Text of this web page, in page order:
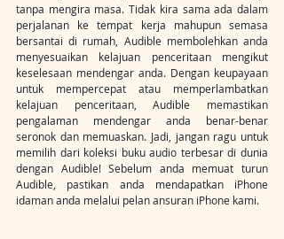
tanpa mengira masa. Tidak kira sama ada dalam
perjalanan ke tempat kerja mahupun semasa
bersantai di rumah, Audible membolehkan anda
menyesuaikan kelajuan penceritaan mengikut
keselesaan mendengar anda. Dengan keupayaan
untuk mempercepat atau memperlambatkan
kelajuan penceritaan, Audible memastikan
pengalaman mendengar anda benar-benar
seronok dan memuaskan. Jadi, jangan ragu untuk
memilih dari koleksi buku audio terbesar di dunia
dengan Audible! Sebelum anda memuat turun
Audible, pastikan anda mendapatkan iPhone
idaman anda melalui pelan ansuran iPhone kami.